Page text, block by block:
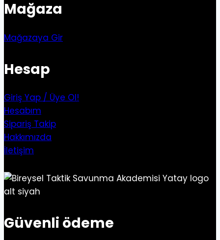
Mağaza
Mağazaya Gir
Hesap
Giriş Yap / Üye Ol!
Hesabım
Sipariş Takip
Hakkımızda
İletişim
Güvenli ödeme